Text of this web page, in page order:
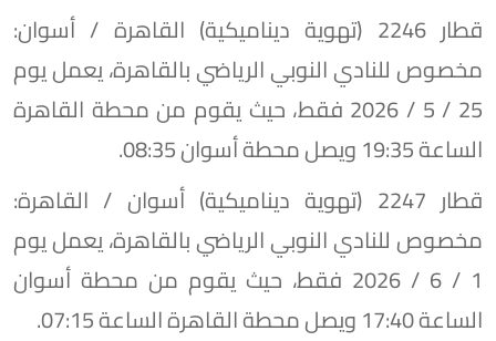
​قطار 2246 (تهوية ديناميكية) القاهرة / أسوان:
مخصوص للنادي النوبي الرياضي بالقاهرة، يعمل يوم
25 / 5 / 2026 فقط، حيث يقوم من محطة القاهرة
الساعة 19:35 ويصل محطة أسوان 08:35.
​قطار 2247 (تهوية ديناميكية) أسوان / القاهرة:
مخصوص للنادي النوبي الرياضي بالقاهرة، يعمل يوم
1 / 6 / 2026 فقط، حيث يقوم من محطة أسوان
الساعة 17:40 ويصل محطة القاهرة الساعة 07:15.